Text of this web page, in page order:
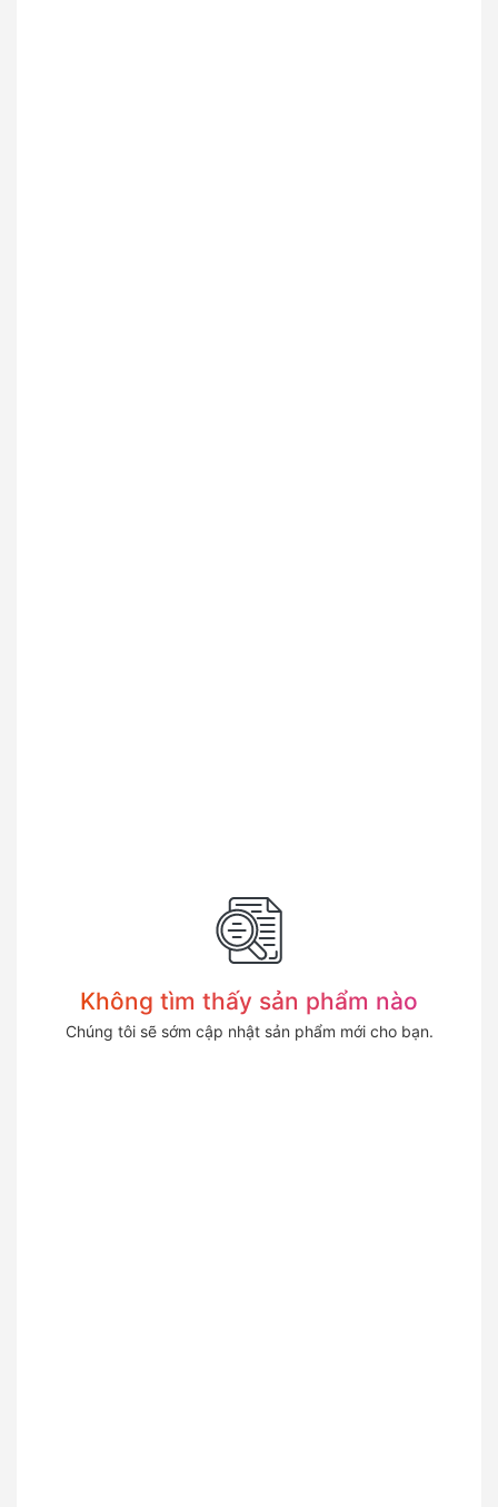
Không tìm thấy sản phẩm nào
Chúng tôi sẽ sớm cập nhật sản phẩm mới cho bạn.